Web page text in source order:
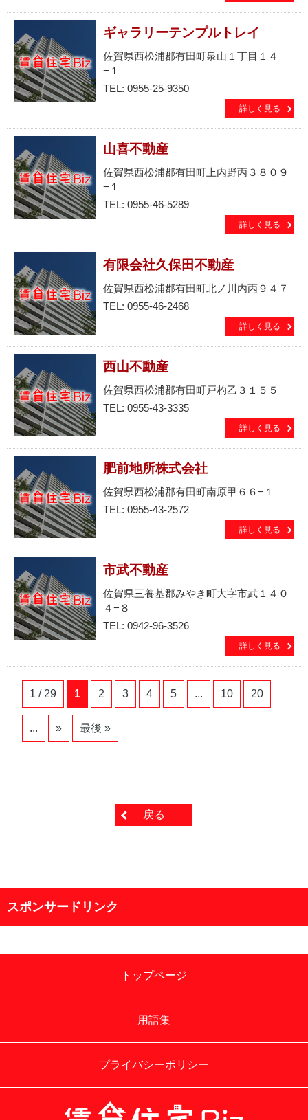
ギャラリーテンプルトレイ
佐賀県西松浦郡有田町泉山１丁目１４
−１
TEL: 0955-25-9350
詳しく見る
山喜不動産
佐賀県西松浦郡有田町上内野丙３８０９
−１
TEL: 0955-46-5289
詳しく見る
有限会社久保田不動産
佐賀県西松浦郡有田町北ノ川内丙９４７
TEL: 0955-46-2468
詳しく見る
西山不動産
佐賀県西松浦郡有田町戸杓乙３１５５
TEL: 0955-43-3335
詳しく見る
肥前地所株式会社
佐賀県西松浦郡有田町南原甲６６−１
TEL: 0955-43-2572
詳しく見る
市武不動産
佐賀県三養基郡みやき町大字市武１４０
４−８
TEL: 0942-96-3526
詳しく見る
1 / 29 1 2 3 4 5 ... 10 20
... » 最後 »
戻る
スポンサードリンク
トップページ
用語集
プライバシーポリシー